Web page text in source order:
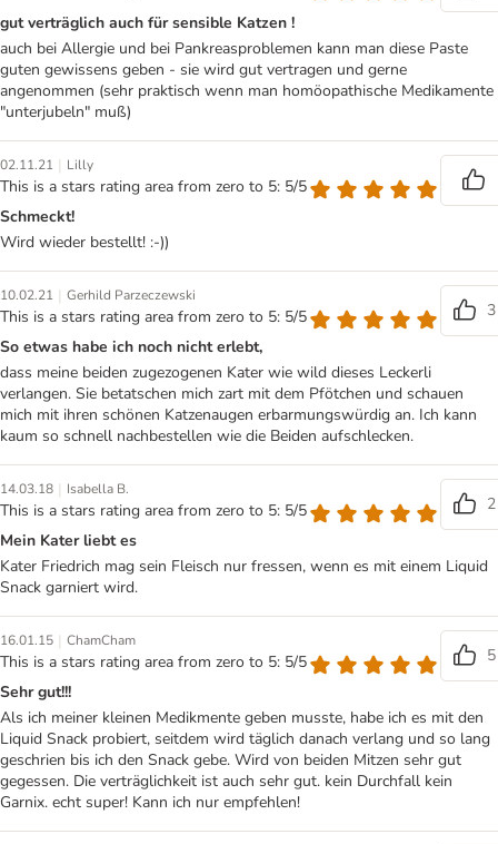
gut verträglich auch für sensible Katzen !
auch bei Allergie und bei Pankreasproblemen kann man diese Paste
guten gewissens geben - sie wird gut vertragen und gerne
angenommen (sehr praktisch wenn man homöopathische Medikamente
"unterjubeln" muß)
02.11.21 | Lilly
This is a stars rating area from zero to 5: 5/5
Schmeckt!
Wird wieder bestellt! :-))
10.02.21 | Gerhild Parzeczewski
This is a stars rating area from zero to 5: 5/5
3
So etwas habe ich noch nicht erlebt,
dass meine beiden zugezogenen Kater wie wild dieses Leckerli
verlangen. Sie betatschen mich zart mit dem Pfötchen und schauen
mich mit ihren schönen Katzenaugen erbarmungswürdig an. Ich kann
kaum so schnell nachbestellen wie die Beiden aufschlecken.
14.03.18 | Isabella B.
This is a stars rating area from zero to 5: 5/5
2
Mein Kater liebt es
Kater Friedrich mag sein Fleisch nur fressen, wenn es mit einem Liquid
Snack garniert wird.
16.01.15 | ChamCham
This is a stars rating area from zero to 5: 5/5
5
Sehr gut!!!
Als ich meiner kleinen Medikmente geben musste, habe ich es mit den
Liquid Snack probiert, seitdem wird täglich danach verlang und so lang
geschrien bis ich den Snack gebe. Wird von beiden Mitzen sehr gut
gegessen. Die verträglichkeit ist auch sehr gut. kein Durchfall kein
Garnix. echt super! Kann ich nur empfehlen!